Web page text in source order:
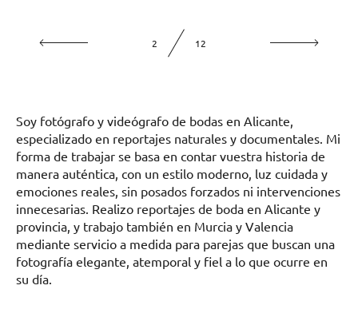
2 12
Soy fotógrafo y videógrafo de bodas en Alicante,
especializado en reportajes naturales y documentales. Mi
forma de trabajar se basa en contar vuestra historia de
manera auténtica, con un estilo moderno, luz cuidada y
emociones reales, sin posados forzados ni intervenciones
innecesarias. Realizo reportajes de boda en Alicante y
provincia, y trabajo también en Murcia y Valencia
mediante servicio a medida para parejas que buscan una
fotografía elegante, atemporal y fiel a lo que ocurre en
su día.